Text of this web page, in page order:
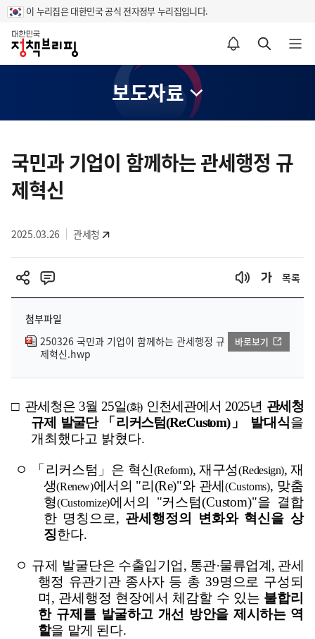
이 누리집은 대한민국 공식 전자정부 누리집입니다.
홈
알림설정 바로가기 검색 바로가기 메뉴 열기
보도자료
텐
츠
영
국민과 기업이 함께하는 관세행정 규
제혁신
2025.03.26 관세청
목록
첨부파일
250326 국민과 기업이 함께하는 관세행정 규
제혁신.hwp
바로보기
□ 관세청은 3월25일(화) 인천세관에서2025년 관세청
규제 발굴단 「 리커스텀(Re:Custom)」 발대식을
개최했다고 밝혔다.
ㅇ 「 리커스텀」 은 혁신(Reform),재구성(Redesign),재
생(Renew)에서의 "리 (Re)"와 관세(Customs), 맞춤
형(Customize)에서의 "커스텀(Custom)"을 결합
한 명칭으로, 관세행정의 변화와 혁신을 상
징한다.
ㅇ 규제 발굴단은 수출입기업, 통관·물류업계 , 관세
행정 유관기관 종사자 등 총 39명으로 구성되
며 , 관세행정 현장에서 체감할 수 있는 불합리
한 규제를 발굴하고 개선 방안을 제시하는 역
할을 맡게 된다.